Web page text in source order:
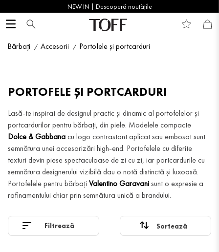
NEW IN | Descoperă noutățile
Bărbați Accesorii Portofele și portcarduri
PORTOFELE ȘI PORTCARDURI
Lasă-te inspirat de designul practic și dinamic al portofelelor și
portcardurilor pentru bărbați, din piele. Modelele compacte
Dolce & Gabbanacu logo contrastant aplicat sau embosat sunt
semnătura unei accesorizări high-end. Portofelele cu diferite
texturi devin piese spectaculoase de zi cu zi, iar portcardurile cu
semnătura designerului vizibilă dau o notă distinctă și luxoasă.
Portofelele pentru bărbați Valentino Garavanisunt o expresie a
rafinamentului chiar prin semnătura unică a brandului.
Filtrează